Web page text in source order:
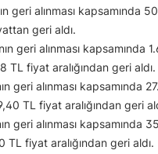
geri alınması kapsamında
geri aldı.
geri alınması kapsamında
TL fiyat aralığından geri aldı.
geri alınması kapsamında
TL fiyat aralığından geri
geri alınması kapsamında
TL fiyat aralığından geri aldı.